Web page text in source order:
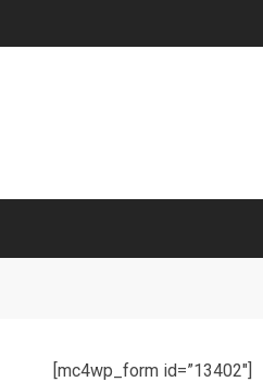
[mc4wp_form id=”13402″]